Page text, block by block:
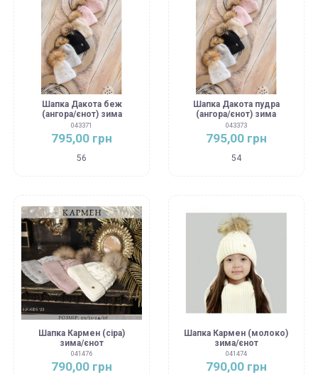
Шапка Дакота беж
(ангора/єнот) зима
043371
795,00 грн
56
Шапка Дакота пудра
(ангора/єнот) зима
043373
795,00 грн
54
Шапка Кармен (сіра)
зима/єнот
041476
790,00 грн
Шапка Кармен (молоко)
зима/єнот
041474
790,00 грн